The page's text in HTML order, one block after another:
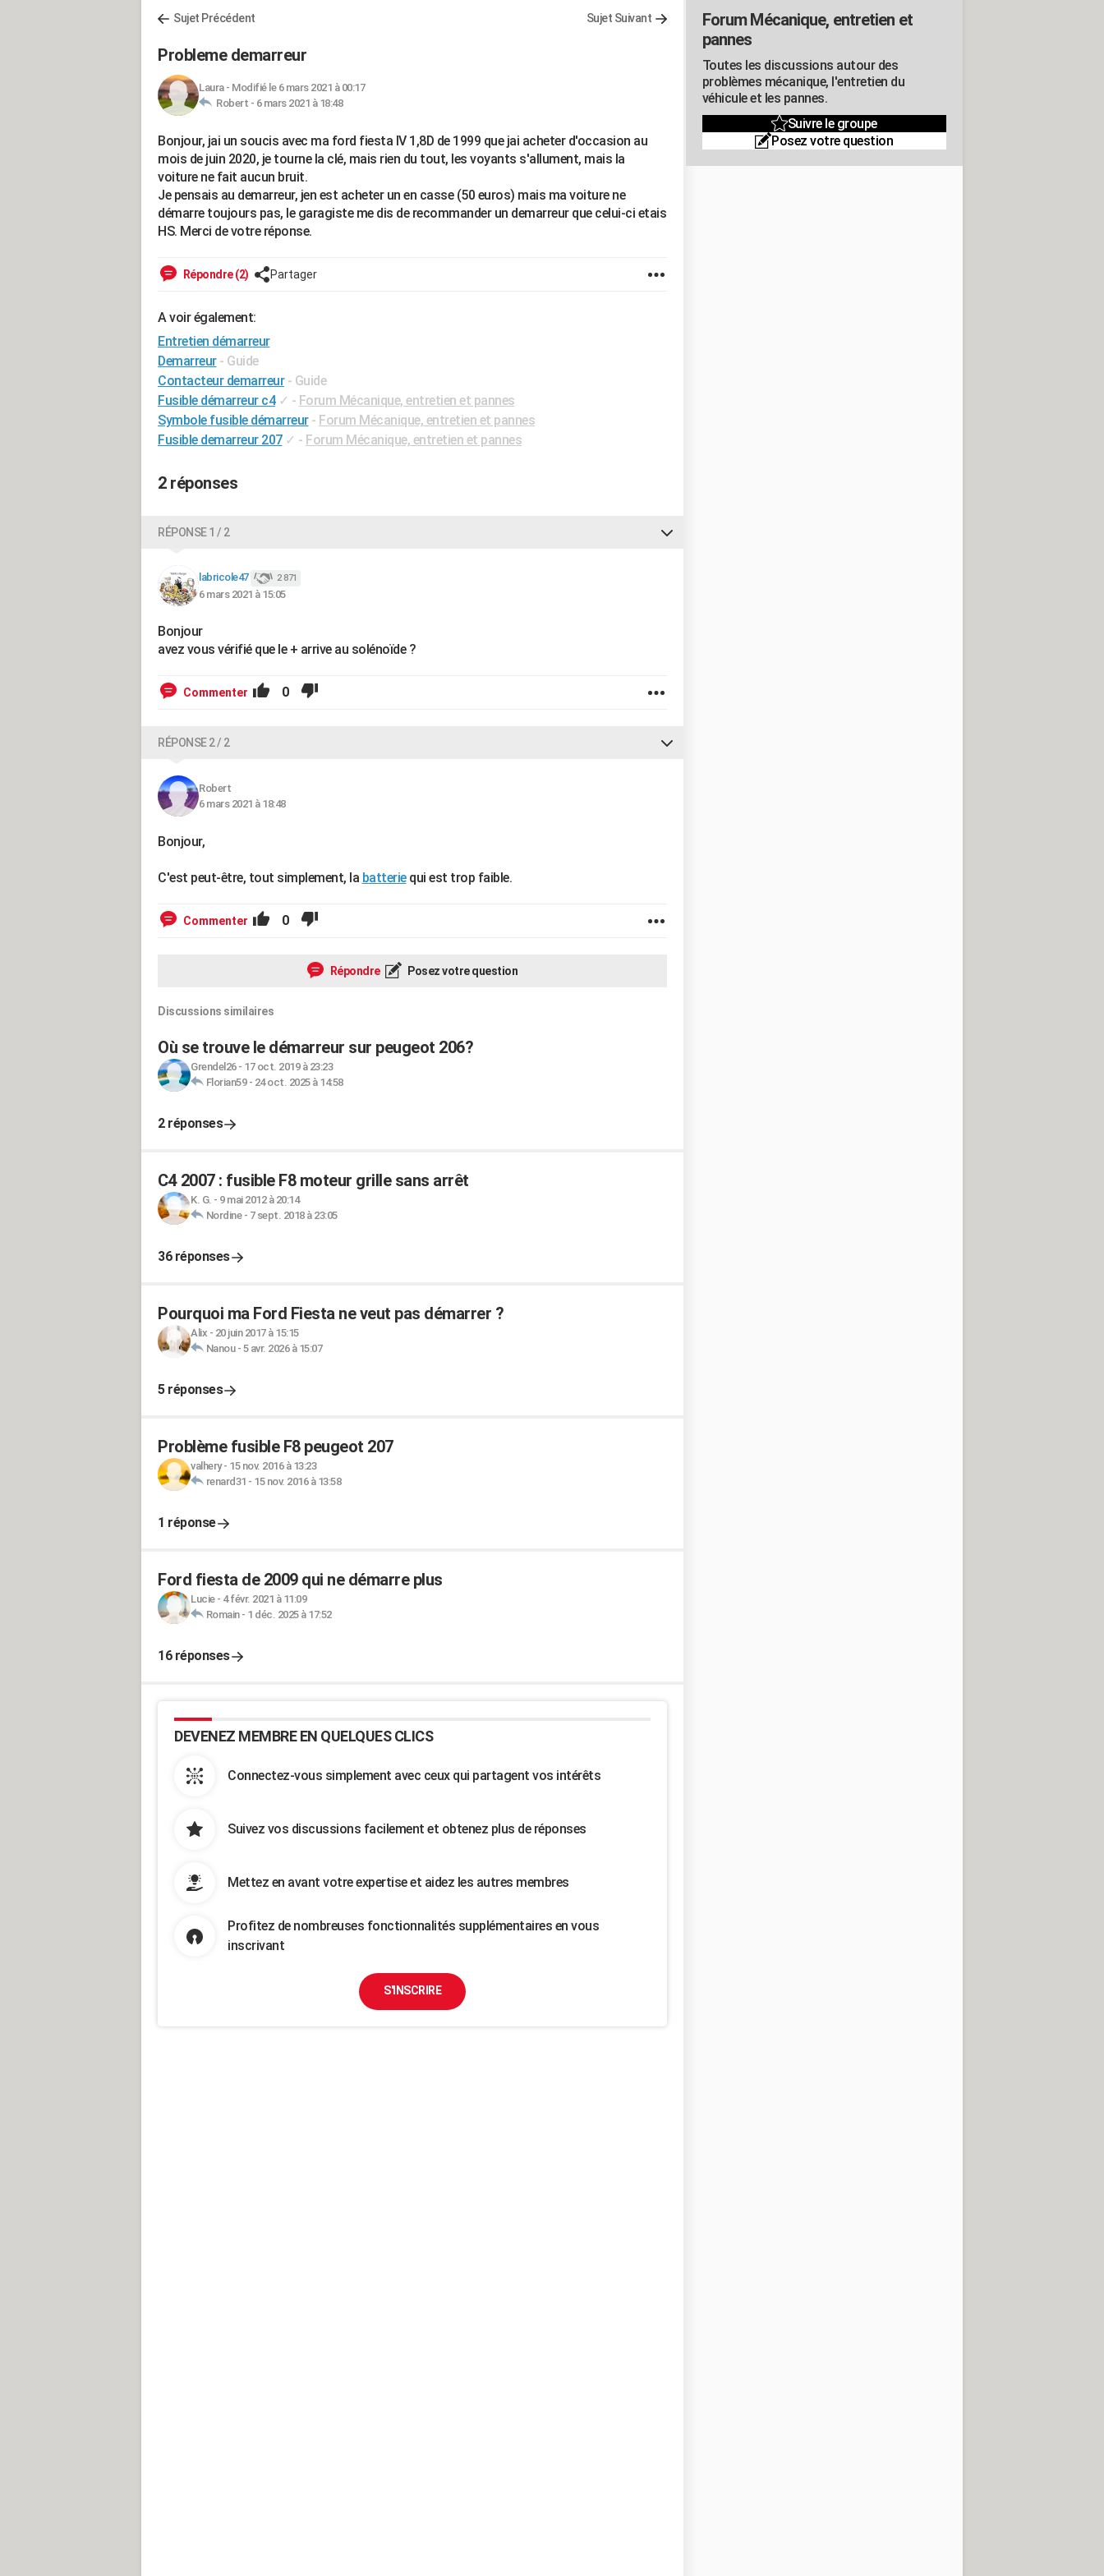
Sujet Précédent Sujet Suivant
Probleme demarreur
Laura- Modifié le 6 mars 2021 à 00:17
Robert - 6 mars 2021 à 18:48
Bonjour, jai un soucis avec ma ford fiesta IV 1,8D de 1999 que jai acheter d'occasion au
mois de juin 2020, je tourne la clé, mais rien du tout, les voyants s'allument, mais la
voiture ne fait aucun bruit.
Je pensais au demarreur, jen est acheter un en casse (50 euros) mais ma voiture ne
démarre toujours pas, le garagiste me dis de recommander un demarreur que celui-ci etais
HS. Merci de votre réponse.
Répondre (2) Partager
A voir également:
Entretien démarreur
Demarreur - Guide
Contacteur demarreur - Guide
Fusible démarreur c4 ✓ - Forum Mécanique, entretien et pannes
Symbole fusible démarreur - Forum Mécanique, entretien et pannes
Fusible demarreur 207 ✓ - Forum Mécanique, entretien et pannes
2 réponses
RÉPONSE 1 / 2
labricole47 2 871
6 mars 2021 à 15:05
Bonjour
avez vous vérifié que le + arrive au solénoïde ?
Commenter 0
RÉPONSE 2 / 2
Robert
6 mars 2021 à 18:48
Bonjour,
C'est peut-être, tout simplement, la batteriequi est trop faible.
Commenter 0
Répondre Posez votre question
Discussions similaires
Où se trouve le démarreur sur peugeot 206?
Grendel26- 17 oct. 2019 à 23:23
Florian59- 24 oct. 2025 à 14:58
2 réponses
C4 2007 : fusible F8 moteur grille sans arrêt
K. G. - 9 mai 2012 à 20:14
Nordine- 7 sept. 2018 à 23:05
36 réponses
Pourquoi ma Ford Fiesta ne veut pas démarrer ?
Alix - 20 juin 2017 à 15:15
Nanou- 5 avr. 2026 à 15:07
5 réponses
Problème fusible F8 peugeot 207
valhery- 15 nov. 2016 à 13:23
renard31 - 15 nov. 2016 à 13:58
1 réponse
Ford fiesta de 2009 qui ne démarre plus
Lucie- 4 févr. 2021 à 11:09
Romain- 1 déc. 2025 à 17:52
16 réponses
DEVENEZ MEMBRE EN QUELQUES CLICS
Connectez-vous simplement avec ceux qui partagent vos intérêts
Suivez vos discussions facilement et obtenez plus de réponses
Mettez en avant votre expertise et aidez les autres membres
Profitez de nombreuses fonctionnalités supplémentaires en vous
inscrivant
S'INSCRIRE
Forum Mécanique, entretien et
pannes
Toutes les discussions autour des
problèmes mécanique, l'entretien du
véhicule et les pannes.
Suivre le groupe
Posez votre question